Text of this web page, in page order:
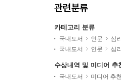
관련분류
카테고리 분류
국내도서 인문 심리
국내도서
인문 심리
수상내역 및 미디어 추
국내도서 미디어 추천